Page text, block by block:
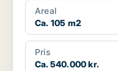
Areal
Ca. 105 m2
Pris
Ca. 540.000 kr.